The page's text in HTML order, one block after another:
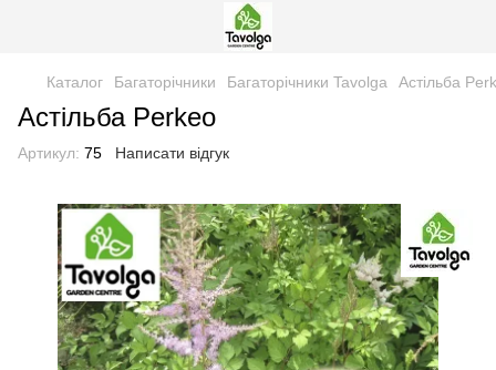
Каталог Багаторічники Багаторічники Tavolga Астільба
Астільба Perkeo
Артикул: 75 Написати відгук